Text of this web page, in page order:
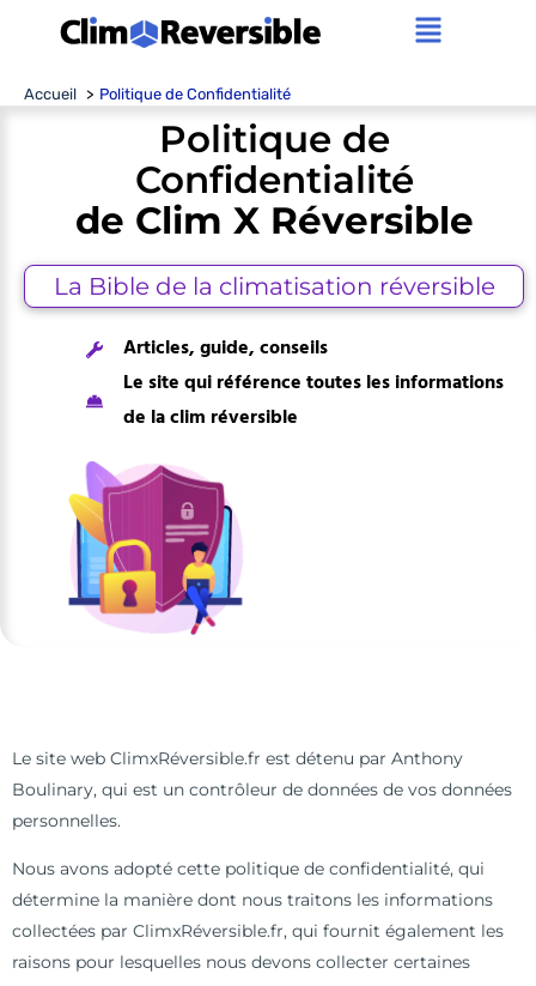
Main
Accueil Politique de Confidentialité
Politique de
Confidentialité
de Clim X Réversible
La Bible de la climatisation réversible
Articles, guide, conseils
Le site qui référence toutes les informations
de la clim réversible
Le site web ClimxRéversible.fr est détenu par Anthony
Boulinary, qui est un contrôleur de données de vos données
personnelles.
Nous avons adopté cette politique de confidentialité, qui
détermine la manière dont nous traitons les informations
collectées par ClimxRéversible.fr, qui fournit également les
raisons pour lesquelles nous devons collecter certaines